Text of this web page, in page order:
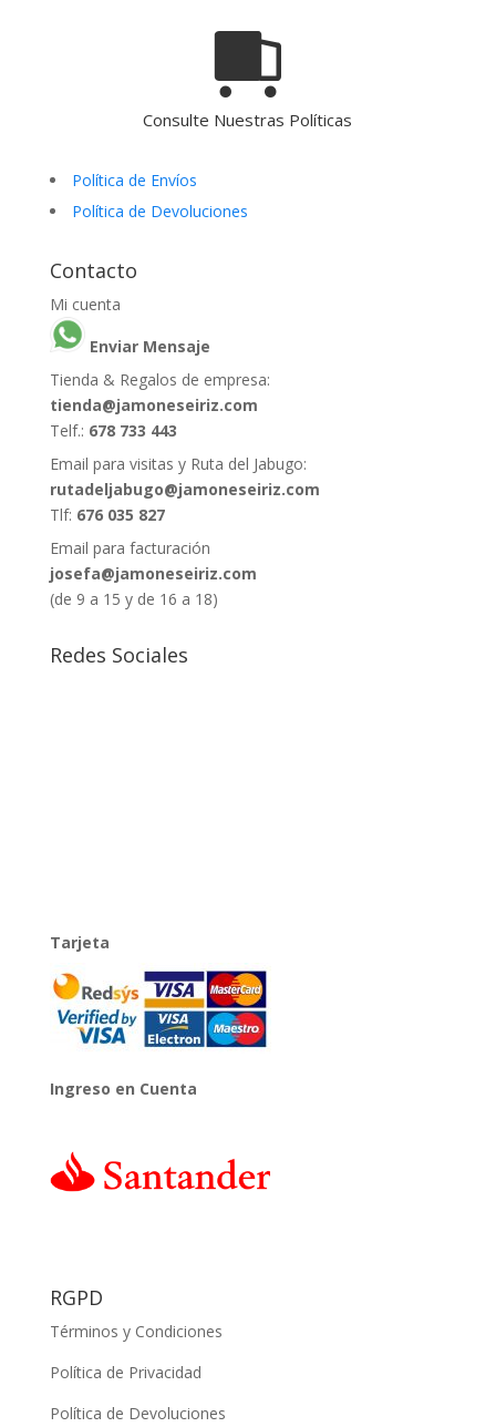
Consulte Nuestras Políticas
Política de Envíos
Política de Devoluciones
Contacto
Mi cuenta
Enviar Mensaje
Tienda & Regalos de empresa:
tienda@jamoneseiriz.com
Telf.: 678 733 443
Email para visitas y Ruta del Jabugo:
rutadeljabugo@jamoneseiriz.com
Tlf: 676 035 827
Email para facturación
josefa@jamoneseiriz.com
(de 9 a 15 y de 16 a 18)
Redes Sociales
Tarjeta
Ingreso en Cuenta
RGPD
Términos y Condiciones
Política de Privacidad
Política de Devoluciones